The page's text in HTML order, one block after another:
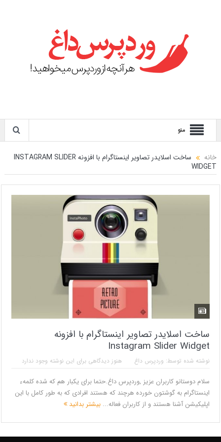
منو
خانه
ساخت اسلایدر تصاویر اینستاگرام با افزونه INSTAGRAM SLIDER
WIDGET
ساخت اسلایدر تصاویر اینستاگرام با افزونه
Instagram Slider Widget
نوشته شده توسط: وردپرس داغ هنوز دیدگاهی برای این نوشته وجود ندارد
سلام دوستانو کاربران عزیز ,وردپرس داغ.حتما برای یکبار هم که شده کلمهء
اینستاگرام به گوشتون خورده هرچند که هستند افرادی که به طور کامل با این
اپلیکیشن آشنا هستند و از کاربران فعاله... بیشتر بدانید